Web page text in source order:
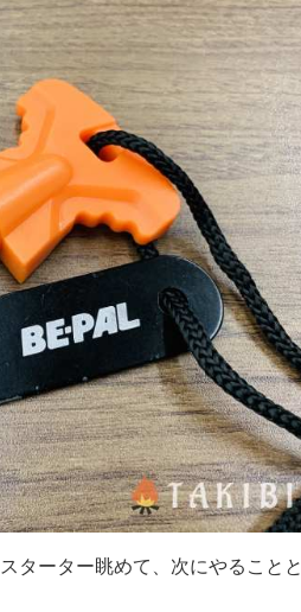
ターター眺めて、次にやることと